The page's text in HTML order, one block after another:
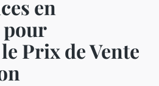
en
Prix de Vente